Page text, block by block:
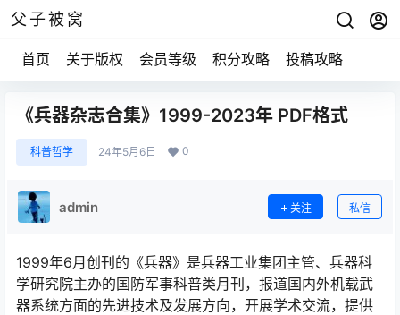
父子被窝
首页 关于版权 会员等级 积分攻略 投稿攻略
《兵器杂志合集》1999-2023年 PDF格式
科普哲学 24年5月6日 0
admin 关注 私信
1999年6月创刊的《兵器》是兵器工业集团主管、兵器科
学研究院主办的国防军事科普类月刊，报道国内外机载武
器系统方面的先进技术及发展方向，开展学术交流，提供